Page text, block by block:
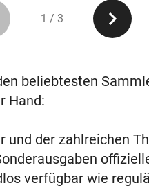
1 / 3
beliebtesten
Hand:
und der zahlreichen
verfügbar wie